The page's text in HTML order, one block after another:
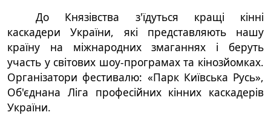
До Князівства з'їдуться кращі кінні
каскадери України, які представляють нашу
країну на міжнародних змаганнях і беруть
участь у світових шоу-програмах та кінозйомках.
Організатори фестивалю: «Парк Київська Русь»,
Об'єднана Ліга професійних кінних каскадерів
України.